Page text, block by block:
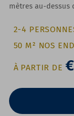
mètres au-dessus
2-4
50 M² NOS
À PARTIR DE